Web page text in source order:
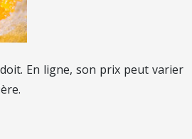
En ligne, son prix peut varier